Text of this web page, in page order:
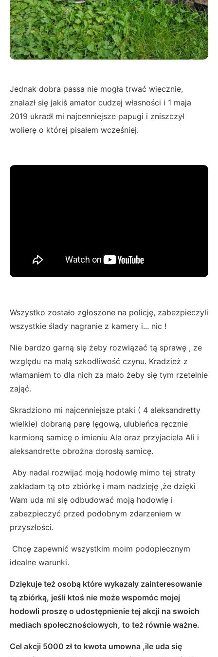
Jednak dobra passa nie mogła trwać wiecznie,
znalazł się jakiś amator cudzej własności i 1 maja
2019 ukradł mi najcenniejsze papugi i zniszczył
wolierę o której pisałem wcześniej.
Wszystko zostało zgłoszone na policję, zabezpieczyli
wszystkie ślady nagranie z kamery i... nic !
Nie bardzo garną się żeby rozwiązać tą sprawę , ze
względu na małą szkodliwość czynu. Kradzież z
włamaniem to dla nich za mało żeby się tym rzetelnie
zająć.
Skradziono mi najcenniejsze ptaki ( 4 aleksandretty
wielkie) dobraną parę lęgową, ulubieńca ręcznie
karmioną samicę o imieniu Ala oraz przyjaciela Ali i
aleksandrette obrożna dorosłą samicę.
Aby nadal rozwijać moją hodowlę mimo tej straty
zakładam tą oto zbiórkę i mam nadzieję ,że dzięki
Wam uda mi się odbudować moją hodowlę i
zabezpieczyć przed podobnym zdarzeniem w
przyszłości.
Chcę zapewnić wszystkim moim podopiecznym
idealne warunki.
Dziękuje też osobą które wykazały zainteresowanie
tą zbiórką, jeśli ktoś nie może wspomóc mojej
hodowli proszę o udostępnienie tej akcji na swoich
mediach społecznościowych, to też równie ważne.
Cel akcji 5000 zł to kwota umowna ,ile uda się